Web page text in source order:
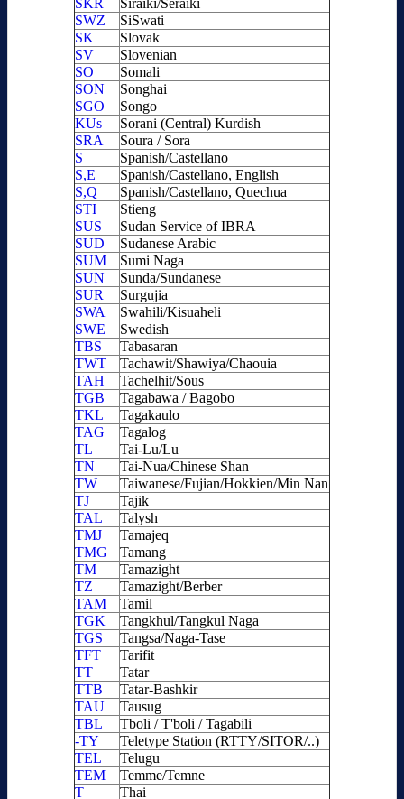
SKR
Siraiki/Seraiki
SWZ
SiSwati
SK
Slovak
SV
Slovenian
SO
Somali
SON
Songhai
SGO
Songo
KUs
Sorani (Central) Kurdish
SRA
Soura / Sora
S
Spanish/Castellano
S,E
Spanish/Castellano, English
S,Q
Spanish/Castellano, Quechua
STI
Stieng
SUS
Sudan Service of IBRA
SUD
Sudanese Arabic
SUM
Sumi Naga
SUN
Sunda/Sundanese
SUR
Surgujia
SWA
Swahili/Kisuaheli
SWE
Swedish
TBS
Tabasaran
TWT
Tachawit/Shawiya/Chaouia
TAH
Tachelhit/Sous
TGB
Tagabawa / Bagobo
TKL
Tagakaulo
TAG
Tagalog
TL
Tai-Lu/Lu
TN
Tai-Nua/Chinese Shan
TW
Taiwanese/Fujian/Hokkien/Min Nan
TJ
Tajik
TAL
Talysh
TMJ
Tamajeq
TMG
Tamang
TM
Tamazight
TZ
Tamazight/Berber
TAM
Tamil
TGK
Tangkhul/Tangkul Naga
TGS
Tangsa/Naga-Tase
TFT
Tarifit
TT
Tatar
TTB
Tatar-Bashkir
TAU
Tausug
TBL
Tboli / T'boli / Tagabili
-TY
Teletype Station (RTTY/SITOR/..)
TEL
Telugu
TEM
Temme/Temne
T
Thai